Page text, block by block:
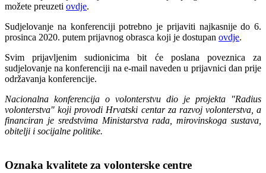
možete preuzeti ovdje.
Sudjelovanje na konferenciji potrebno je prijaviti najkasnije do 6.
prosinca 2020. putem prijavnog obrasca koji je dostupan ovdje.
Svim prijavljenim sudionicima bit će poslana poveznica za
sudjelovanje na konferenciji na e-mail naveden u prijavnici dan prije
održavanja konferencije.
Nacionalna konferencija o volonterstvu dio je projekta "Radius
volonterstva" koji provodi Hrvatski centar za razvoj volonterstva, a
financiran je sredstvima Ministarstva rada, mirovinskoga sustava,
obitelji i socijalne politike.
Oznaka kvalitete za volonterske centre